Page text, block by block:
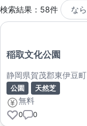
検索結果：58件
稲取文化公園
静岡県賀茂郡東伊豆町
公園 天然芝
無料
0 0